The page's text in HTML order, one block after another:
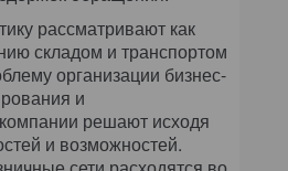
рассматривают как
складом и транспортом
организации бизнес-
и
решают исходя
и возможностей.